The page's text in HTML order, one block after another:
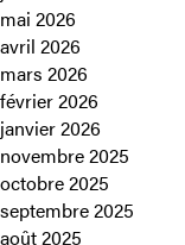
mai 2026
avril 2026
mars 2026
février 2026
janvier 2026
novembre 2025
octobre 2025
septembre 2025
août 2025